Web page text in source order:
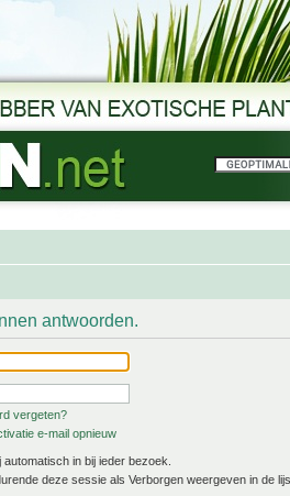
antwoorden.
vergeten?
e-mail opnieuw
automatisch in bij ieder bezoek.
deze sessie als Verborgen weergeven in de